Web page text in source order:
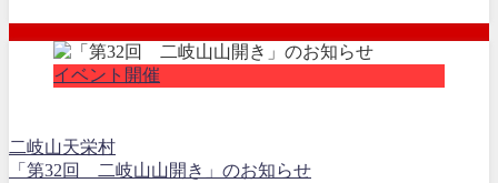
イベント開催
二岐山天栄村
「第32回 二岐山山開き」のお知らせ